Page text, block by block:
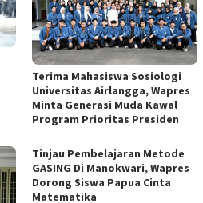
Terima Mahasiswa Sosiologi
Universitas Airlangga, Wapres
Minta Generasi Muda Kawal
Program Prioritas Presiden
Tinjau Pembelajaran Metode
GASING Di Manokwari, Wapres
Dorong Siswa Papua Cinta
Matematika